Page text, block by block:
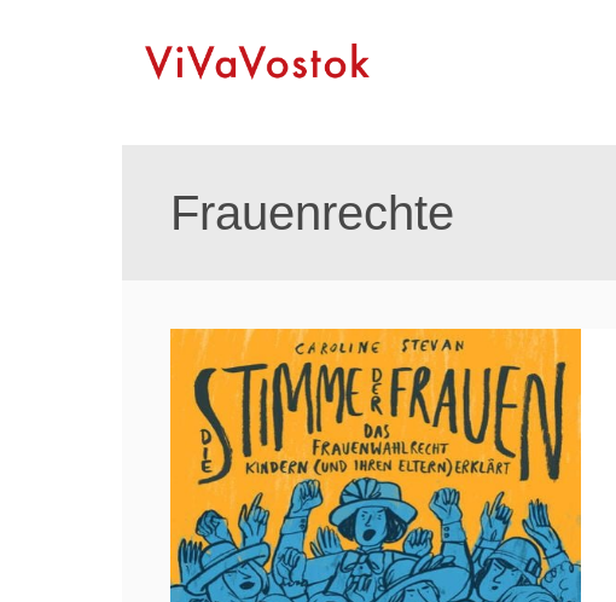
Frauenrechte